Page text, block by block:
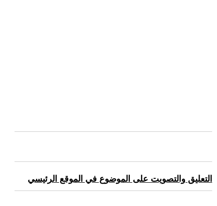
التعليق والتصويت على الموضوع في الموقع الرئيسي